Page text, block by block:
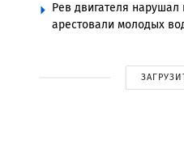
Рев двигателя
арестовали молодых